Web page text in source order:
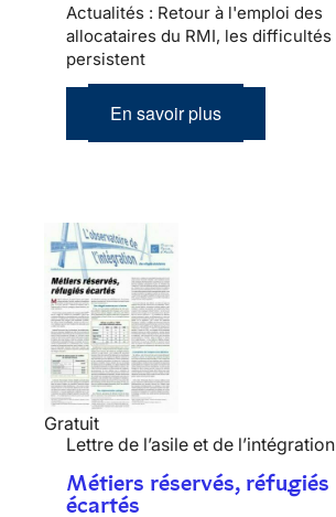
Actualités : Retour à l'emploi des
allocataires du RMI, les difficultés
persistent
En savoir plus
Gratuit
Lettre de l’asile et de l’intégration
Métiers réservés, réfugiés
écartés